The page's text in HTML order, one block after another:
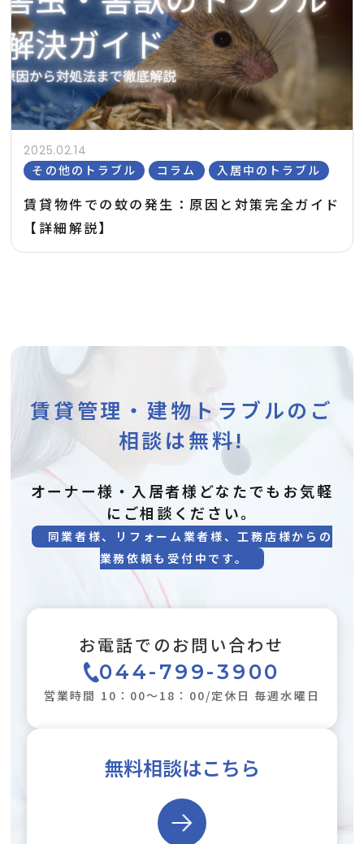
2025.02.14
その他のトラブル
コラム 入居中のトラブル
賃貸物件での蚊の発生：原因と対策完全ガイド
【詳細解説】
賃貸管理・建物トラブルのご
相談は無料!
オーナー様・入居者様どなたでもお気軽
にご相談ください。
同業者様、リフォーム業者様、工務店様からの
業務依頼も受付中です。
お電話でのお問い合わせ
044-799-3900
営業時間 10：00～18：00/定休日 毎週水曜日
無料相談はこちら